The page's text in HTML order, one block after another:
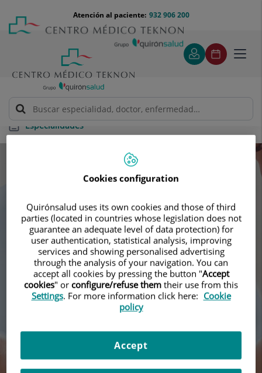
contenido
Menú
teléfono
cabecera
932 906 200
Atención al paciente:
Especialidades
Especialidades
mejores especialistas
Cookies configuration
Quirónsalud uses its own cookies and those of third
parties (located in countries whose legislation does not
guarantee an adequate level of data protection) for
user authentication, statistical analysis, improving
services and showing personalised advertising
through the analysis of your navigation. You can
accept all cookies by pressing the button "Accept
cookies" or configure/refuse them their use from this
Settings. For more information click here: Cookie
policy
Accept